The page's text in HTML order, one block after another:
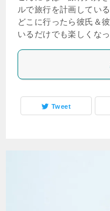
ルで旅行を計画してい
どこに行ったら彼氏＆
いるだけでも楽しくな
Tweet